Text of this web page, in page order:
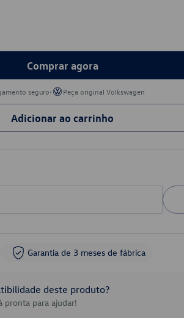
Comprar agora
seguro• Peça original Volkswagen
Adicionar ao carrinho
Garantia de 3 meses de fábrica
deste produto?
pronta para ajudar!